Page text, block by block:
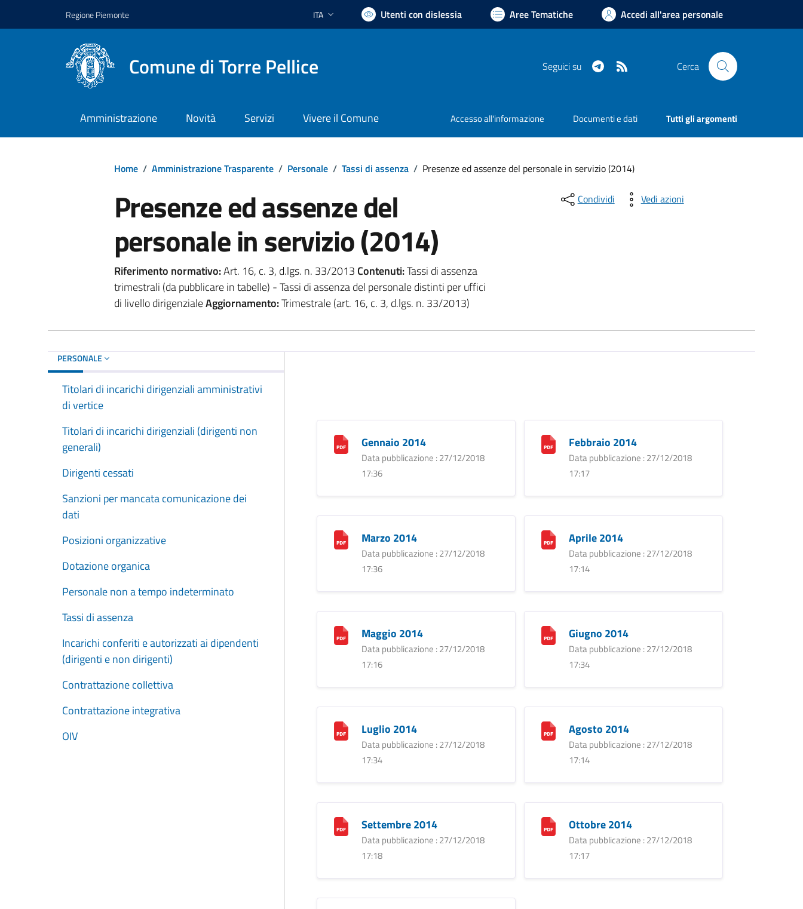
Regione Piemonte Lingua attiva:
ITA Utenti con dislessia Aree Tematiche Accedi all'area personale
Comune di Torre Pellice Seguici su Telegram Cerca
Amministrazione Novità Servizi Vivere il Comune Accesso all'informazione Documenti e dati Tutti gli argomenti
Home / Amministrazione Trasparente / Personale / Tassi di assenza / Presenze ed assenze del personale in servizio (2014)
Presenze ed assenze del
personale in servizio (2014)
Riferimento normativo:Art. 16, c. 3, d.lgs. n. 33/2013 Contenuti:Tassi di assenza
trimestrali (da pubblicare in tabelle) - Tassi di assenza del personale distinti per uffici
di livello dirigenzialeAggiornamento:Trimestrale (art. 16, c. 3, d.lgs. n. 33/2013)
Condividi Vedi azioni
PERSONALE
Titolari di incarichi dirigenziali amministrativi
di vertice
Titolari di incarichi dirigenziali (dirigenti non
generali)
Dirigenti cessati
Sanzioni per mancata comunicazione dei
dati
Posizioni organizzative
Dotazione organica
Personale non a tempo indeterminato
Tassi di assenza
Incarichi conferiti e autorizzati ai dipendenti
(dirigenti e non dirigenti)
Contrattazione collettiva
Contrattazione integrativa
OIV
Gennaio 2014
Data pubblicazione : 27/12/2018
17:36
Febbraio 2014
Data pubblicazione : 27/12/2018
17:17
Marzo 2014
Data pubblicazione : 27/12/2018
17:36
Aprile 2014
Data pubblicazione : 27/12/2018
17:14
Maggio 2014
Data pubblicazione : 27/12/2018
17:16
Giugno 2014
Data pubblicazione : 27/12/2018
17:34
Luglio 2014
Data pubblicazione : 27/12/2018
17:34
Agosto 2014
Data pubblicazione : 27/12/2018
17:14
Settembre 2014
Data pubblicazione : 27/12/2018
17:18
Ottobre 2014
Data pubblicazione : 27/12/2018
17:17